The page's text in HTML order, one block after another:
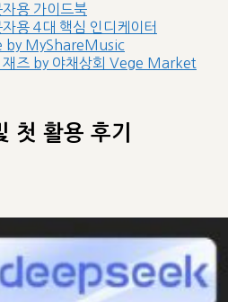
용 가이드북
용 4대 핵심 인디케이터
by MyShareMusic
재즈 by 야채상회 Vege Market
첫 활용 후기